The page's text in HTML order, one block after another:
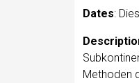
Dates:
Meth­o­d­en